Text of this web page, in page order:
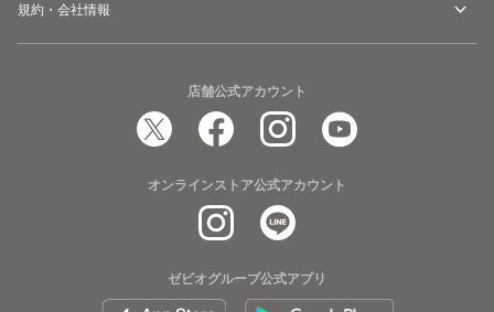
規約・会社情報
店舗公式アカウント
オンラインストア公式アカウント
ゼビオグループ公式アプリ